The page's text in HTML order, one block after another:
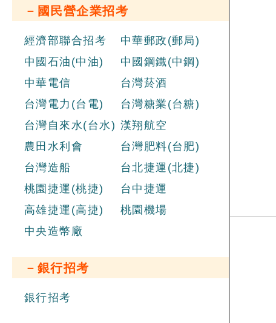
－國民營企業招考
經濟部聯合招考
中華郵政(郵局)
中國石油(中油)
中國鋼鐵(中鋼)
中華電信
台灣菸酒
台灣電力(台電)
台灣糖業(台糖)
台灣自來水(台水) 漢翔航空
農田水利會
台灣肥料(台肥)
台灣造船
台北捷運(北捷)
桃園捷運(桃捷)
台中捷運
高雄捷運(高捷)
桃園機場
中央造幣廠
－銀行招考
銀行招考